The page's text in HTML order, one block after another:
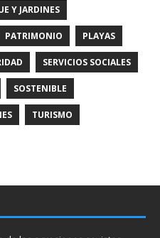
Y JARDINES
PATRIMONIO PLAYAS
SERVICIOS SOCIALES
SOSTENIBLE
TURISMO